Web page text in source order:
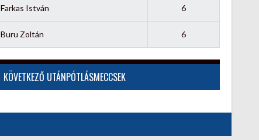
Farkas István 6
Buru Zoltán 6
KÖVETKEZŐ UTÁNPÓTLÁSMECCSEK